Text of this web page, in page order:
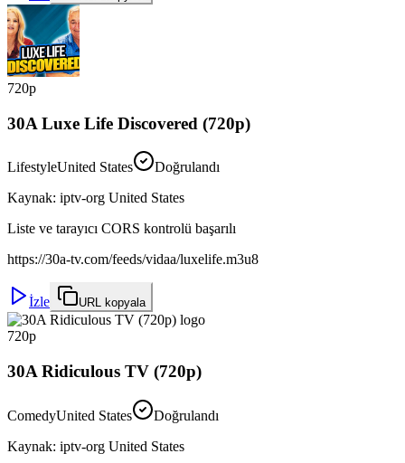
720p
30A Luxe Life Discovered (720p)
LifestyleUnited States
Doğrulandı
Kaynak: iptv-org United States
Liste ve tarayıcı CORS kontrolü başarılı
https://30a-tv.com/feeds/vidaa/luxelife.m3u8
İzle URL kopyala
720p
30A Ridiculous TV (720p)
ComedyUnited States
Doğrulandı
Kaynak: iptv-org United States